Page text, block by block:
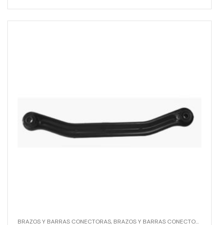
BRAZOS Y BARRAS CONECTORAS, BRAZOS Y BARRAS CONECTORAS > BRAZO SUSPENSIÓN TRASERA DELANTERO DERECHO